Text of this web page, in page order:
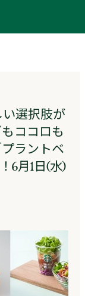
選択肢が
ココロも
ラントベ
6月1日(水)